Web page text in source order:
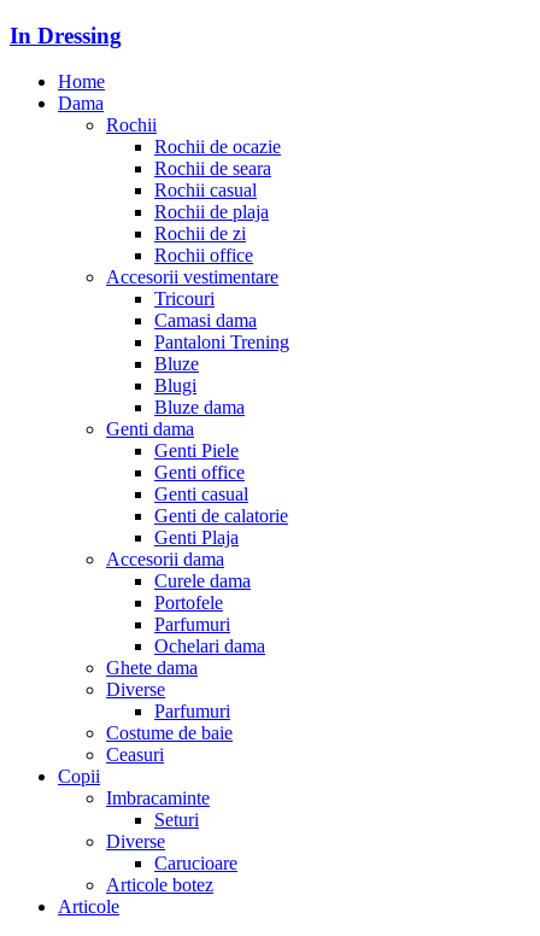
In Dressing
Home
Dama
Rochii
Rochii de ocazie
Rochii de seara
Rochii casual
Rochii de plaja
Rochii de zi
Rochii office
Accesorii vestimentare
Tricouri
Camasi dama
Pantaloni Trening
Bluze
Blugi
Bluze dama
Genti dama
Genti Piele
Genti office
Genti casual
Genti de calatorie
Genti Plaja
Accesorii dama
Curele dama
Portofele
Parfumuri
Ochelari dama
Ghete dama
Diverse
Parfumuri
Costume de baie
Ceasuri
Copii
Imbracaminte
Seturi
Diverse
Carucioare
Articole botez
Articole